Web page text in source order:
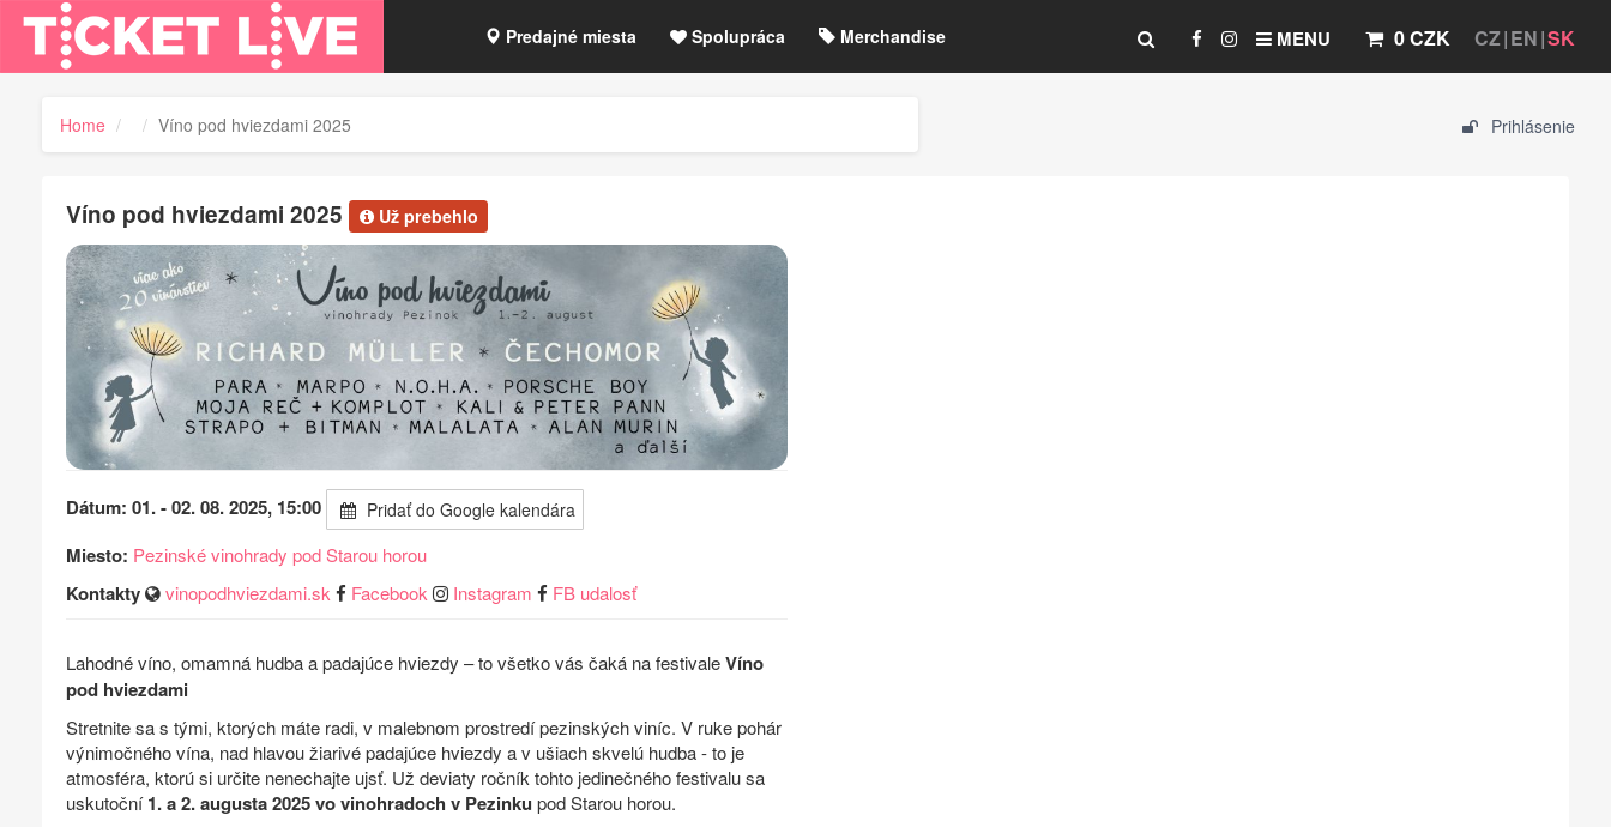
CZ EN SK
0 CZK
MENU
Predajné miesta Spolupráca Merchandise
Prihlásenie
Home Víno pod hviezdami 2025
Víno pod hviezdami 2025 Už prebehlo
Dátum: 01. - 02. 08. 2025, 15:00 Pridať do Google kalendára
Miesto: Pezinské vinohrady pod Starou horou
Kontakty vinopodhviezdami.sk Facebook Instagram FB udalosť
Lahodné víno, omamná hudba a padajúce hviezdy – to všetko vás čaká na festivaleVíno
pod hviezdami
Stretnite sa s tými, ktorých máte radi, v malebnom prostredí pezinských viníc. V ruke pohár
výnimočného vína, nad hlavou žiarivé padajúce hviezdy a v ušiach skvelú hudba - to je
atmosféra, ktorú si určite nenechajte ujsť. Už deviaty ročník tohto jedinečného festivalu sa
uskutoční1. a 2. augusta 2025 vo vinohradoch v Pezinku pod Starou horou.